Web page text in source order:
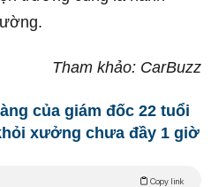
Tham khảo: CarBuzz
của giám đốc 22 tuổi
xưởng chưa đầy 1 giờ
Copy link